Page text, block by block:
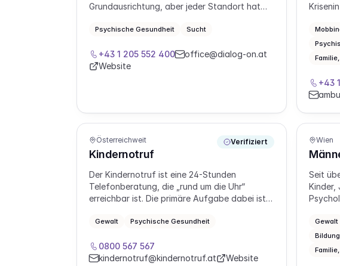
Grundausrichtung, aber jeder Standort hat
Die drei Standorte Individuelle Suchthilfe
Zuständigkeiten für Personen aus Wien, damit
Sie auf kürzestem Weg zu Ihrer Unterstützung
Psychische Gesundheit Sucht
+43 1 205 552 400
office@dialog-on.at
Website
+43
Österreichweit
Kindernotruf
Verifiziert
Der Kindernotruf ist eine 24-Stunden
Telefonberatung, die „rund um die Uhr“
erreichbar ist. Die primäre Aufgabe dabei ist
Kindernotruf ist oft die erste Anlauf- und
und Krisensituation, insbesondere in Fällen
von Gewalt und sexuellem Missbrauch.
Gewalt Psychische Gesundheit
0800 567 567
kindernotruf@kindernotruf.at
Website
Wien
Seit
Kinder,
Gewalt